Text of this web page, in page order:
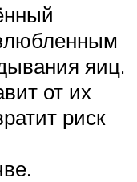
яиц.
от их
риск